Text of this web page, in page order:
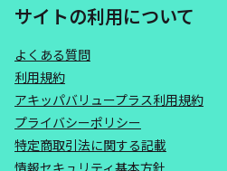
サイトの利用について
よくある質問
利用規約
アキッパバリュープラス利用規約
プライバシーポリシー
特定商取引法に関する記載